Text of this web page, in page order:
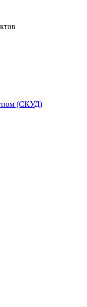
(СКУД)